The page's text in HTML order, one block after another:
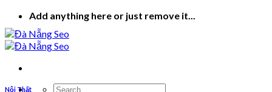
Skip
to
content
Add anything here or just remove it...
Nội Thất